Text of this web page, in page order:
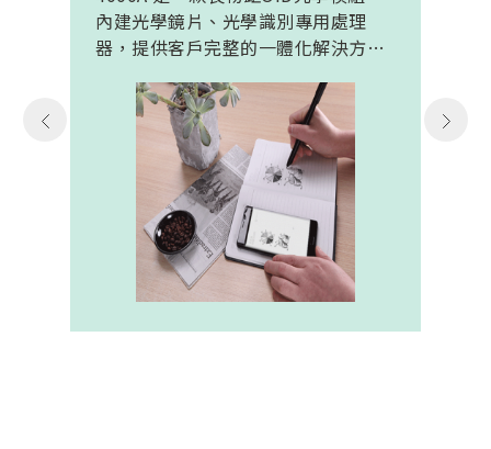
內建光學鏡片、光學識別專用處理
器，提供客戶完整的一體化解決方
置開發。模組在保持小型化的同時，
延伸了可用物距範圍，使其能在離紙
面更遠的位置仍精確讀取碼點，同時
內建的高幀率SoC，能確保書寫筆跡
的連續與準確。 透過4000A模組能有
效縮短客戶開發週期，並確保在小型
裝置中仍維持高精度與穩定度，讓產
品能夠以最自然的方式，將紙本與數
位內容緊密連結。